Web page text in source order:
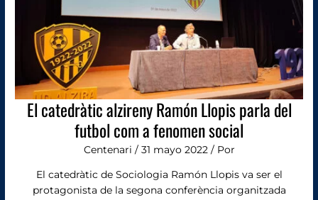
El catedràtic alzireny Ramón Llopis parla del
futbol com a fenomen social
Centenari / 31 mayo 2022 / Por
El catedràtic de Sociologia Ramón Llopis va ser el
protagonista de la segona conferència organitzada
parla
futbol
com
a
fenomen
social